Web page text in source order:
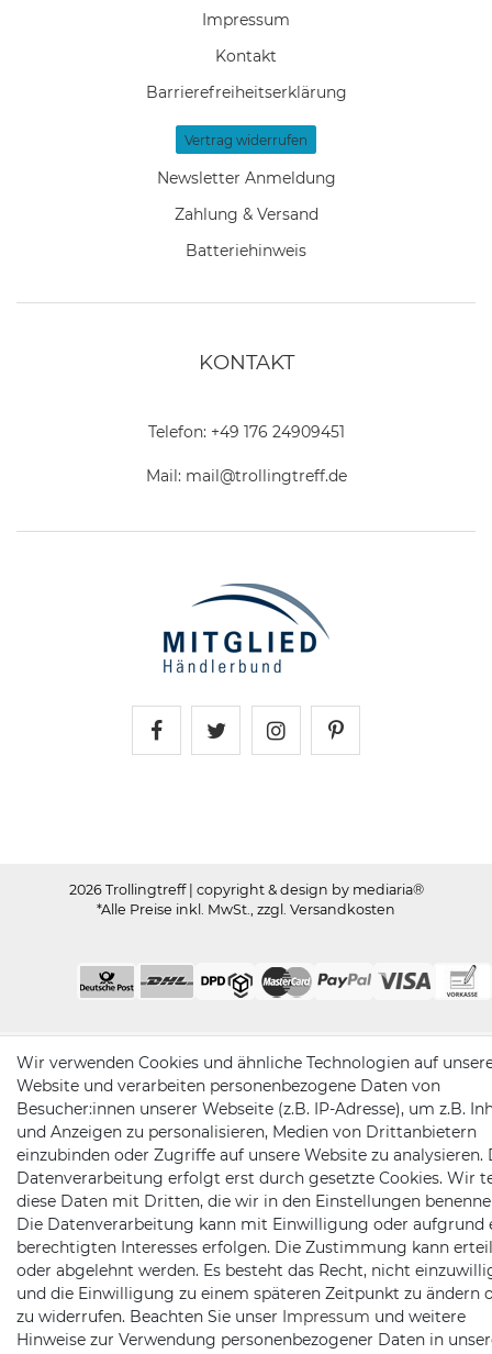
Impressum
Kontakt
Barrierefreiheitserklärung
Vertrag widerrufen
Newsletter Anmeldung
Zahlung & Versand
Batteriehinweis
KONTAKT
Telefon: +49 176 24909451
Mail: mail@trollingtreff.de
2026 Trollingtreff | copyright & design by mediaria®
*Alle Preise inkl. MwSt., zzgl. Versandkosten
Wir verwenden Cookies und ähnliche Technologien auf
Website und verarbeiten personenbezogene Daten von
Besucher:innen unserer Webseite (z.B. IP-Adresse), um z.B.
und Anzeigen zu personalisieren, Medien von Drittanbietern
einzubinden oder Zugriffe auf unsere Website zu analysieren.
Datenverarbeitung erfolgt erst durch gesetzte Cookies. Wir
diese Daten mit Dritten, die wir in den Einstellungen
Die Datenverarbeitung kann mit Einwilligung oder aufgrund
berechtigten Interesses erfolgen. Die Zustimmung kann
oder abgelehnt werden. Es besteht das Recht, nicht
und die Einwilligung zu einem späteren Zeitpunkt zu ändern
zu widerrufen. Beachten Sie unser Impressum und weitere
Hinweise zur Verwendung personenbezogener Daten in